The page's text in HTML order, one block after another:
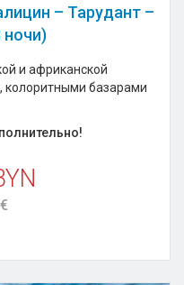
– Тарудант –
ночи)
и африканской
колоритными базарами